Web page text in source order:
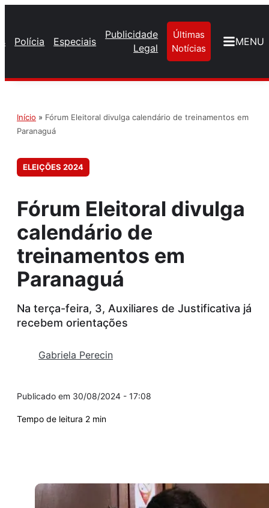
Polícia Especiais
Publicidade
Legal
Últimas
Notícias
MENU
Início » Fórum Eleitoral divulga calendário de treinamentos em
Paranaguá
ELEIÇÕES 2024
Fórum Eleitoral divulga
calendário de
treinamentos em
Paranaguá
Na terça-feira, 3, Auxiliares de Justificativa já
recebem orientações
Gabriela Perecin
30/08/2024 - 17:08